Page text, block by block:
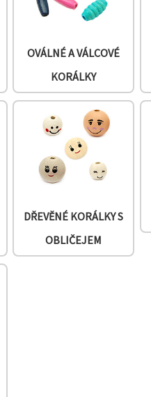
OVÁLNÉ A VÁLCOVÉ
KORÁLKY
DŘEVĚNÉ KORÁLKY S
OBLIČEJEM